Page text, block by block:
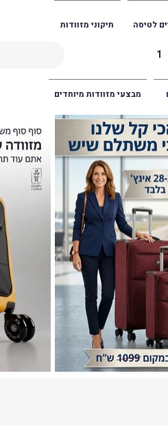
תיקוני מזוודות לטיסה
מבצעי מזוודות מיוחדים